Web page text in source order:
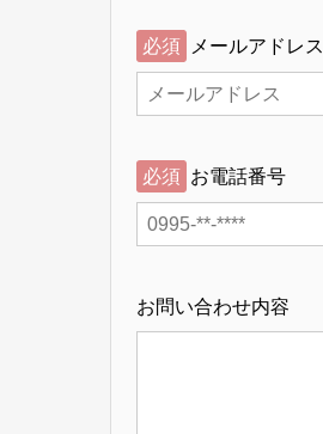
必須 メールアドレス
必須 お電話番号
お問い合わせ内容